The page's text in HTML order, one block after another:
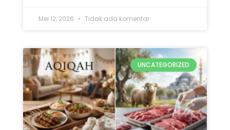
Mei 12, 2026 Tidak ada komentar
UNCATEGORIZED